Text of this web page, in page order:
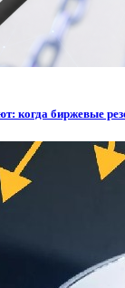
когда биржевые